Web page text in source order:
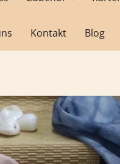
Kontakt Blog